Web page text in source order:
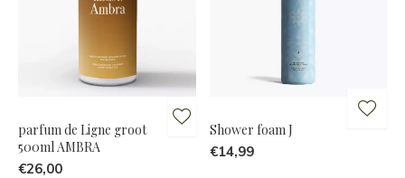
parfum de Ligne groot
500ml AMBRA
€26,00
Shower foam J
€14,99